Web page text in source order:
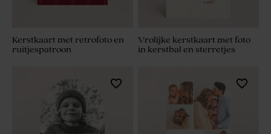
Kerstkaart met retrofoto en
ruitjespatroon
Vrolijke kerstkaart met foto
in kerstbal en sterretjes